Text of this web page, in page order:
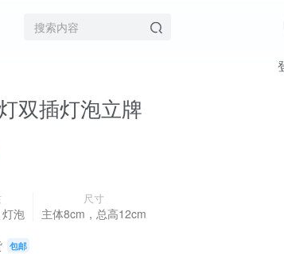
双插灯泡立牌
泡
尺寸
主体8cm，总高12cm
包邮